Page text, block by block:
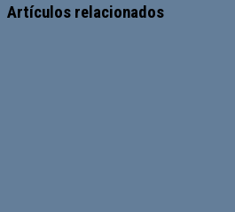
web
Artículos relacionados